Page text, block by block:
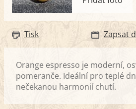
Tisk Zapsat
Orange espresso je moderní,
pomeranče. Ideální pro teplé
nečekanou harmonií chutí.